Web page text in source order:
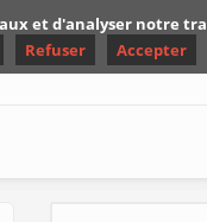
et d'analyser notre
Refuser Accepter